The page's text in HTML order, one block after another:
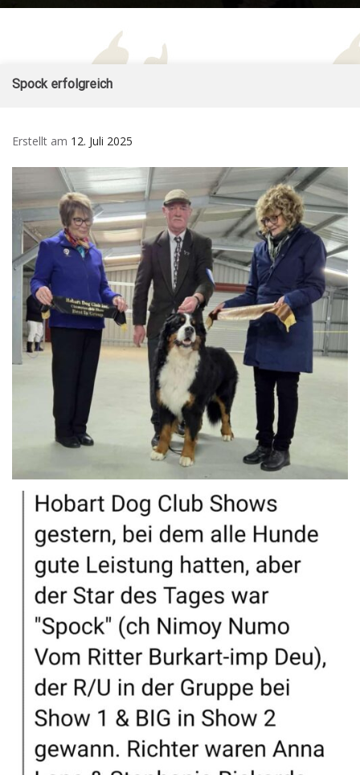
Sennenhunde
– Züchter im SSV und
for
Spock erfolgreich
Erstellt am 12. Juli 2025